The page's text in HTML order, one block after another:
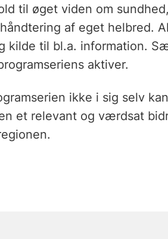
til øget viden om
af eget helbred.
kilde til bl.a. information.
aktiver.
ikke i sig selv
et relevant og værdsat